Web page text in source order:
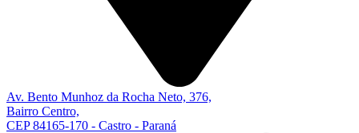
Av. Bento Munhoz da Rocha Neto, 376,
Bairro Centro,
CEP 84165-170 - Castro - Paraná